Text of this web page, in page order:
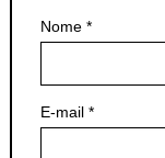
Nome *
E-mail *